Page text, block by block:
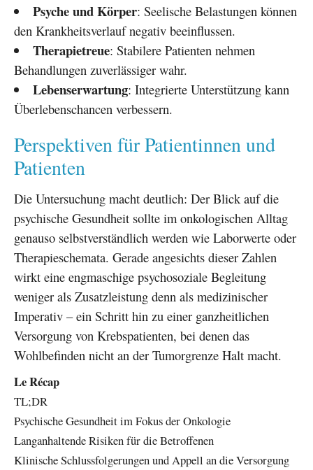
Psyche und Körper: Seelische Belastungen können
den Krankheitsverlauf negativ beeinflussen.
Therapietreue: Stabilere Patienten nehmen
Behandlungen zuverlässiger wahr.
Lebenserwartung: Integrierte Unterstützung kann
Überlebenschancen verbessern.
Perspektiven für Patientinnen und
Patienten
Die Untersuchung macht deutlich: Der Blick auf die
psychische Gesundheit sollte im onkologischen Alltag
genauso selbstverständlich werden wie Laborwerte oder
Therapieschemata. Gerade angesichts dieser Zahlen
wirkt eine engmaschige psychosoziale Begleitung
weniger als Zusatzleistung denn als medizinischer
Imperativ – ein Schritt hin zu einer ganzheitlichen
Versorgung von Krebspatienten, bei denen das
Wohlbefinden nicht an der Tumorgrenze Halt macht.
Le Récap
TL;DR
Psychische Gesundheit im Fokus der Onkologie
Langanhaltende Risiken für die Betroffenen
Klinische Schlussfolgerungen und Appell an die Versorgung